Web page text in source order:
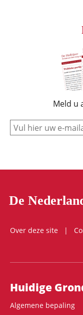
Meld u
De
Over deze site
Huidige
Algemene bepaling